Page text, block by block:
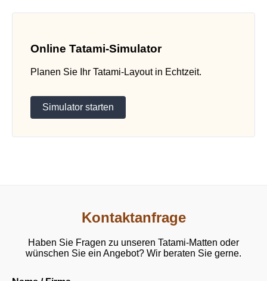
Online Tatami-Simulator
Planen Sie Ihr Tatami-Layout in Echtzeit.
Simulator starten
Kontaktanfrage
Haben Sie Fragen zu unseren Tatami-Matten oder
wünschen Sie ein Angebot? Wir beraten Sie gerne.